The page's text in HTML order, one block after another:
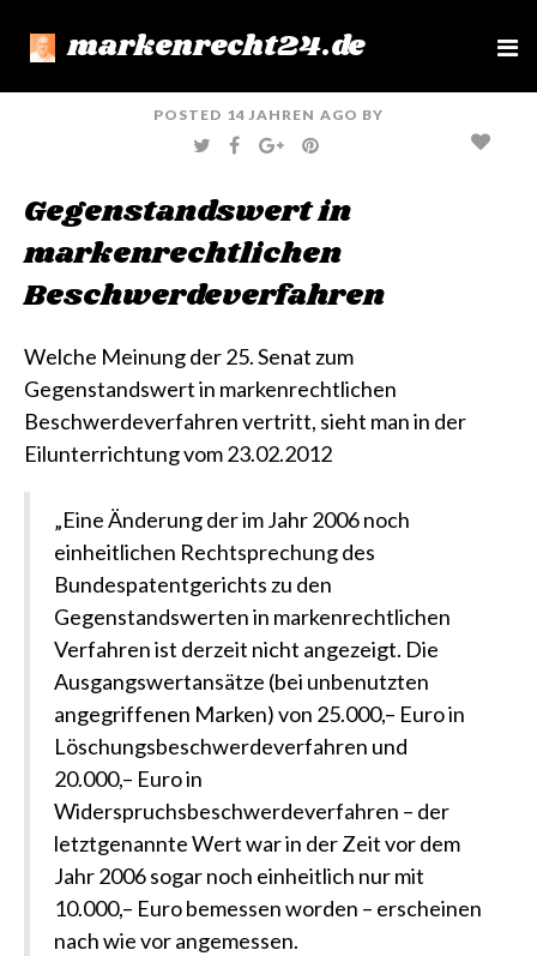
markenrecht24.de
e
POSTED 14 JAHREN AGO BY
T
W
E
F
A
O
K
G
O
E
P
I
E
R
T
Gegenstandswert in
markenrechtlichen
Beschwerdeverfahren
Welche Meinung der 25. Senat zum
Gegenstandswert in markenrechtlichen
Beschwerdeverfahren vertritt, sieht man in der
Eilunterrichtung vom 23.02.2012
„Eine Änderung der im Jahr 2006 noch
einheitlichen Rechtsprechung des
Bundespatentgerichts zu den
Gegenstandswerten in markenrechtlichen
Verfahren ist derzeit nicht angezeigt. Die
Ausgangswertansätze (bei unbenutzten
angegriffenen Marken) von 25.000,– Euro in
Löschungsbeschwerdeverfahren und
20.000,– Euro in
Widerspruchsbeschwerdeverfahren – der
letztgenannte Wert war in der Zeit vor dem
Jahr 2006 sogar noch einheitlich nur mit
10.000,– Euro bemessen worden – erscheinen
nach wie vor angemessen.